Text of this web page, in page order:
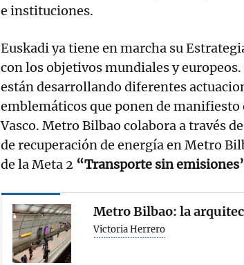
e instituciones.
Euskadi ya tiene en marcha su
con los objetivos mundiales y
están desarrollando diferentes
emblemáticos que ponen de
Vasco. Metro Bilbao colabora a través
de recuperación de energía en Metro
de la Meta 2 “Transporte sin
Metro Bilbao: la
Victoria Herrero